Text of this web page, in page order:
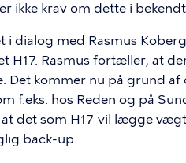
ikke krav om dette i
i dialog med Rasmus
H17. Rasmus fortæller, at
Det kommer nu på grund af
f.eks. hos Reden og på
det som H17 vil lægge
back-up.